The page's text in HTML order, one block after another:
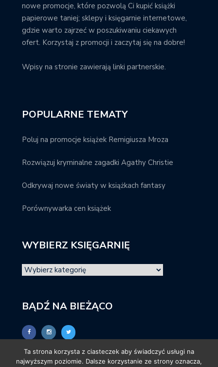
nowe promocje, które pozwolą Ci kupić książki
papierowe taniej; sklepy i księgarnie internetowe,
gdzie warto zajrzeć w poszukiwaniu ciekawych
ofert. Korzystaj z promocji i zaczytaj się na dobre!
Wpisy na stronie zawierają linki partnerskie.
POPULARNE TEMATY
Poluj na promocje książek Remigiusza Mroza
Rozwiązuj kryminalne zagadki Agathy Christie
Odkrywaj nowe światy w książkach fantasy
Porównywarka cen książek
WYBIERZ KSIĘGARNIĘ
BĄDŹ NA BIEŻĄCO
Ta strona korzysta z ciasteczek aby świadczyć usługi na
najwyższym poziomie. Dalsze korzystanie ze strony oznacza,